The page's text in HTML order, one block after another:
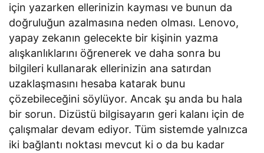
için yazarken ellerinizin kayması ve bunun da
doğruluğun azalmasına neden olması. Lenovo,
yapay zekanın gelecekte bir kişinin yazma
alışkanlıklarını öğrenerek ve daha sonra bu
bilgileri kullanarak ellerinizin ana satırdan
uzaklaşmasını hesaba katarak bunu
çözebileceğini söylüyor. Ancak şu anda bu hala
bir sorun. Dizüstü bilgisayarın geri kalanı için de
çalışmalar devam ediyor. Tüm sistemde yalnızca
iki bağlantı noktası mevcut ki o da bu kadar